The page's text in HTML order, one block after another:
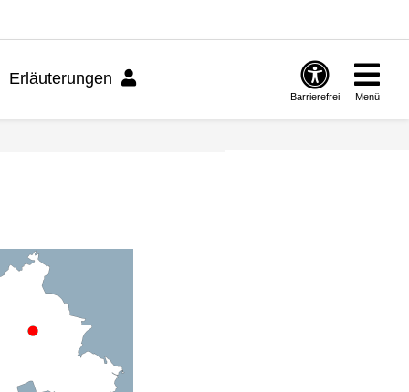
Erläuterungen
Barrierefrei Menü